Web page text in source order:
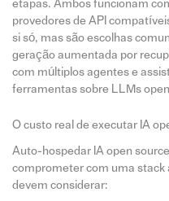
etapas. Ambos funcionam
provedores de API
si só, mas são escolhas
geração aumentada por
com múltiplos agentes e
ferramentas sobre LLMs
O custo real de executar IA
Auto-hospedar IA open
comprometer com uma stack
devem considerar: